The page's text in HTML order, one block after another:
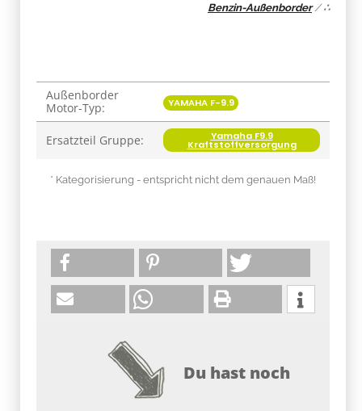
Benzin-Außenborder/∴
Produkteigenschaft
Wert
Außenborder
Motor-Typ:
YAMAHA F-9.9
Ersatzteil Gruppe: Yamaha F9.9
Kraftstoffversorgung
* Kategorisierung - entspricht nicht dem genauen Maß!
Du hast noch